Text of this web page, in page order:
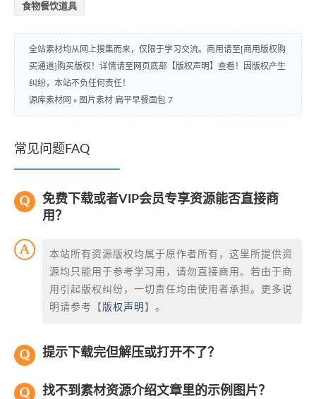
食物餐饮道具
全站素材均从网上搜集而来，仅限于学习交流。商用请至[商用版权购
买通道]购买版权！详情请至网页底部【版权声明】查看！因版权产生
纠纷，本站不负任何责任！
源库素材网 » 图片素材 扁平早餐面包 7
常见问题FAQ
免费下载或者VIP会员专享资源能否直接商
用？
本站所有资源版权均属于原作者所有，这里所提供资
源均只能用于参考学习用，请勿直接商用。若由于商
用引起版权纠纷，一切责任均由使用者承担。更多说
明请参考【 版权声明 】。
提示下载完但解压或打开不了？
找不到素材资源介绍文章里的示例图片？